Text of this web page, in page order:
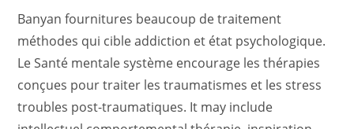
Banyan fournitures beaucoup de traitement
méthodes qui cible addiction et état psychologique.
Le Santé mentale système encourage les thérapies
conçues pour traiter les traumatismes et les stress
troubles post-traumatiques. It may include